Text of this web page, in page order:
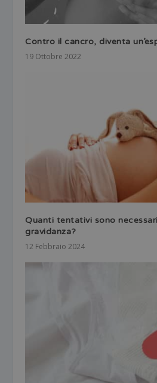
Contro il cancro, diventa
19 Ottobre 2022
Quanti tentativi sono
gravidanza?
12 Febbraio 2024